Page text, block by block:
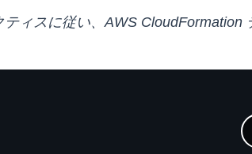
ィスに従い、AWS CloudFormation